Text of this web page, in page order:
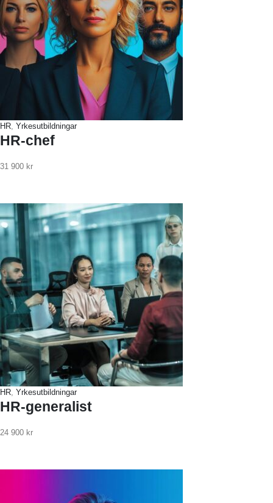
HR, Yrkesutbildningar
HR-chef
31 900 kr
HR, Yrkesutbildningar
HR-generalist
24 900 kr